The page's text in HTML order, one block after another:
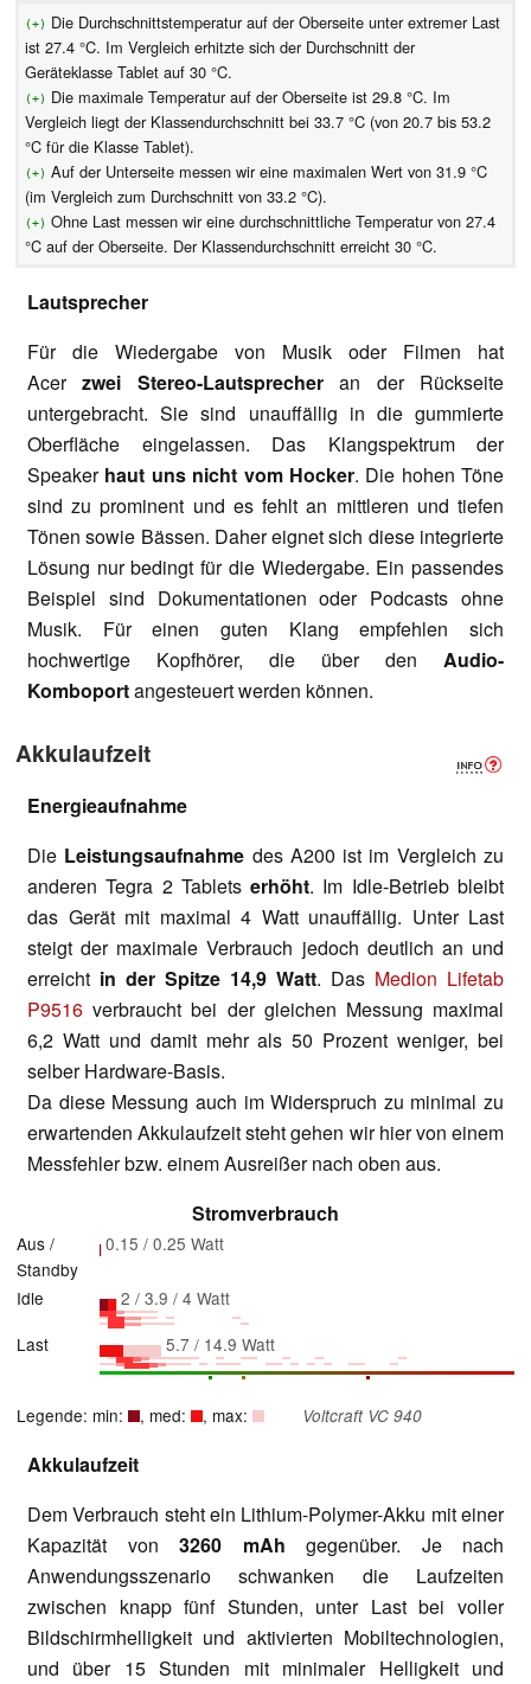
(+) Die Durchschnittstemperatur auf der Oberseite unter extremer Last
ist 27.4 °C. Im Vergleich erhitzte sich der Durchschnitt der
Geräteklasse Tablet auf 30 °C.
(+) Die maximale Temperatur auf der Oberseite ist 29.8 °C. Im
Vergleich liegt der Klassendurchschnitt bei 33.7 °C (von 20.7 bis 53.2
°C für die Klasse Tablet).
(+) Auf der Unterseite messen wir eine maximalen Wert von 31.9 °C
(im Vergleich zum Durchschnitt von 33.2 °C).
(+) Ohne Last messen wir eine durchschnittliche Temperatur von 27.4
°C auf der Oberseite. Der Klassendurchschnitt erreicht 30 °C.
Lautsprecher
Für die Wiedergabe von Musik oder Filmen hat
Acerzwei Stereo-Lautsprecheran der Rückseite
untergebracht. Sie sind unauffällig in die gummierte
Oberfläche eingelassen. Das Klangspektrum der
Speaker haut uns nicht vom Hocker. Die hohen Töne
sind zu prominent und es fehlt an mittleren und tiefen
Tönen sowie Bässen. Daher eignet sich diese integrierte
Lösung nur bedingt für die Wiedergabe. Ein passendes
Beispiel sind Dokumentationen oder Podcasts ohne
Musik. Für einen guten Klang empfehlen sich
hochwertige Kopfhörer, die über den Audio-
Komboportangesteuert werden können.
Akkulaufzeit
Energieaufnahme
Die Leistungsaufnahme des A200 ist im Vergleich zu
anderen Tegra 2 Tabletserhöht. Im Idle-Betrieb bleibt
das Gerät mit maximal 4 Watt unauffällig. Unter Last
steigt der maximale Verbrauch jedoch deutlich an und
erreicht in der Spitze 14,9 Watt. Das Medion Lifetab
P9516 verbraucht bei der gleichen Messung maximal
6,2 Watt und damit mehr als 50 Prozent weniger, bei
selber Hardware-Basis.
Da diese Messung auch im Widerspruch zu minimal zu
erwartenden Akkulaufzeit steht gehen wir hier von einem
Messfehler bzw. einem Ausreißer nach oben aus.
Stromverbrauch
Aus /
Standby
0.15 / 0.25 Watt
Idle
2 / 3.9 / 4 Watt
Last
5.7 / 14.9 Watt
Legende: min: , med: , max: Voltcraft VC 940
Akkulaufzeit
Dem Verbrauch steht ein Lithium-Polymer-Akku mit einer
Kapazität von 3260 mAh gegenüber. Je nach
Anwendungsszenario schwanken die Laufzeiten
zwischen knapp fünf Stunden, unter Last bei voller
Bildschirmhelligkeit und aktivierten Mobiltechnologien,
und über 15 Stunden mit minimaler Helligkeit und